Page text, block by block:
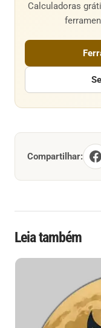
Calculadoras
Compartilhar:
Leia também